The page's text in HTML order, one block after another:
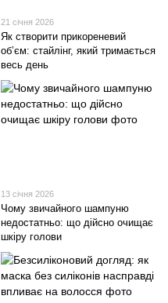
21 січня 2026
Як створити прикореневий
об’єм: стайлінг, який тримається
весь день
13 січня 2026
Чому звичайного шампуню
недостатньо: що дійсно очищає
шкіру голови